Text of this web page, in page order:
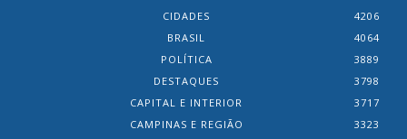
CIDADES
4206
BRASIL
4064
POLÍTICA
3889
DESTAQUES
3798
CAPITAL E INTERIOR
3717
CAMPINAS E REGIÃO
3323